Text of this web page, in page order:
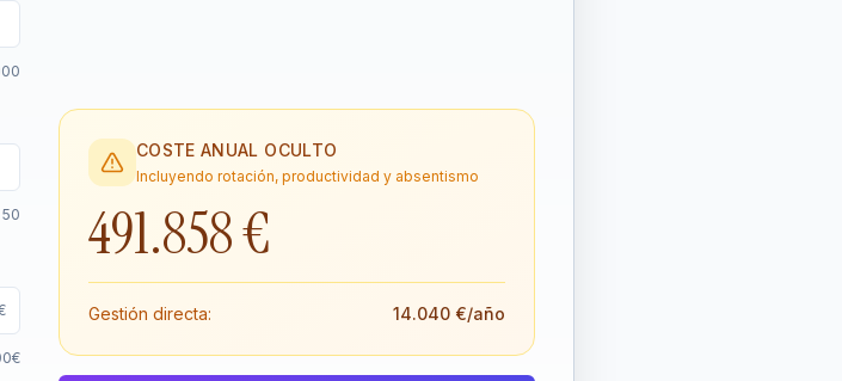
50
€
COSTE ANUAL OCULTO
Incluyendo rotación, productividad y absentismo
491.858 €
Gestión directa: 14.040 €/año